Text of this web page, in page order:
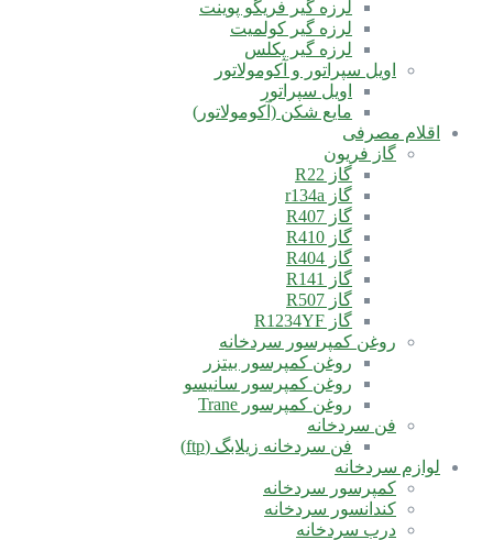
لرزه گیر فریگو پوینت
لرزه گیر کولمیت
لرزه گیر پکلس
اویل سپراتور و آکومولاتور
اویل سپراتور
مایع شکن (آکومولاتور)
اقلام مصرفی
گاز فریون
گاز R22
گاز r134a
گاز R407
گاز R410
گاز R404
گاز R141
گاز R507
گاز R1234YF
روغن کمپرسور سردخانه
روغن کمپرسور بیتزر
روغن کمپرسور سانیسو
روغن کمپرسور Trane
فن سردخانه
فن سردخانه زیلابگ (ftp)
لوازم سردخانه
کمپرسور سردخانه
کندانسور سردخانه
درب سردخانه